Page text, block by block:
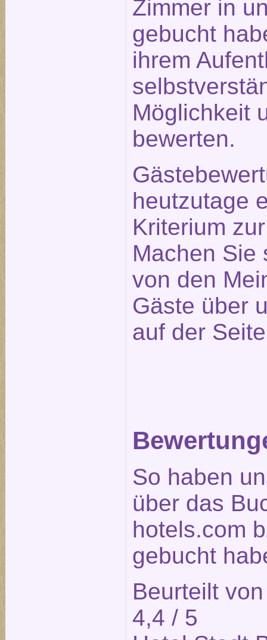
Zimmer in
gebucht
ihrem
Möglichkeit
bewerten.
heutzutage
Kriterium
Machen Sie
von den
Gäste über
auf der
So haben
über das
hotels.com
gebucht
Beurteilt
4,4 / 5